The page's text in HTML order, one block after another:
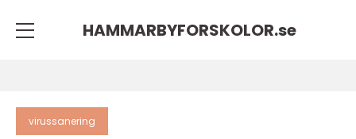
HAMMARBYFORSKOLOR.se
virussanering